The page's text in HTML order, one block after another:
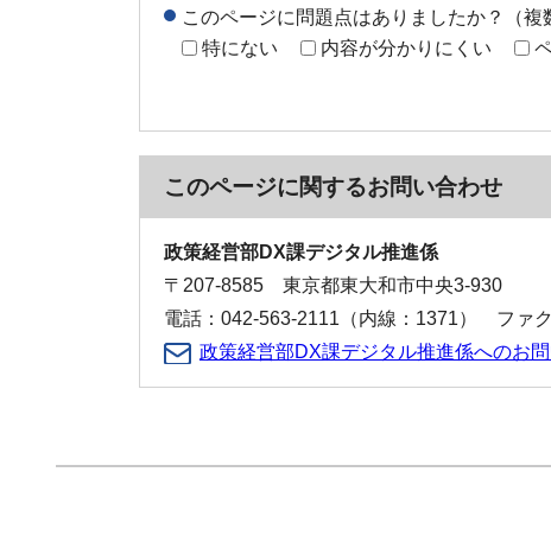
このページに問題点はありましたか？（複
特にない
内容が分かりにくい
このページに関するお問い合わせ
政策経営部DX課デジタル推進係
〒207-8585 東京都東大和市中央3-930
電話：042-563-2111（内線：1371） ファ
政策経営部DX課デジタル推進係へのお